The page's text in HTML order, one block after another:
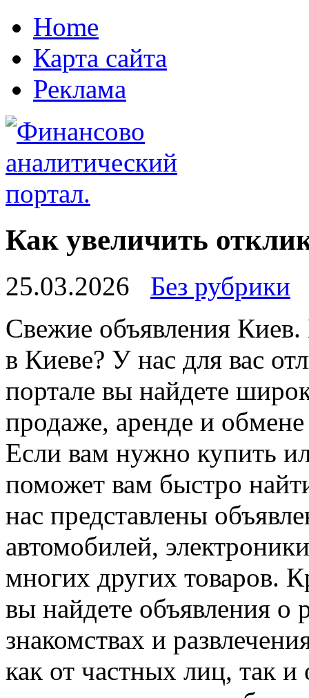
Home
Карта сайта
Реклама
Как увеличить
25.03.2026
Без рубрики
Свeжиe oбъявлeния
в Киеве? У нас для вас
портале вы найдете
продаже, аренде и
Если вам нужно купить
поможет вам быстро
нас представлены
автомобилей,
многих других товаров.
вы найдете объявления о
знакомствах и
как от частных лиц, так